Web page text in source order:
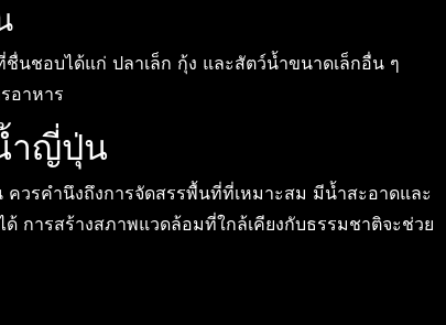
นชอบได้แก่ ปลาเล็ก กุ้ง และสัตว์น้ำขนาดเล็กอื่น ๆ
อาหาร
ำญี่ปุ่น
ควรคำนึงถึงการจัดสรรพื้นที่ที่เหมาะสม มีน้ำสะอาดและ
การสร้างสภาพแวดล้อมที่ใกล้เคียงกับธรรมชาติจะช่วย